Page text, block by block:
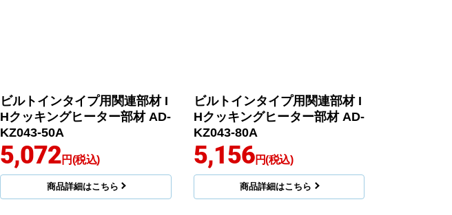
ビルトインタイプ用関連部材 I
Hクッキングヒーター部材 AD-
KZ043-50A
5,072円(税込)
商品詳細はこちら
ビルトインタイプ用関連部材 I
Hクッキングヒーター部材 AD-
KZ043-80A
5,156円(税込)
商品詳細はこちら